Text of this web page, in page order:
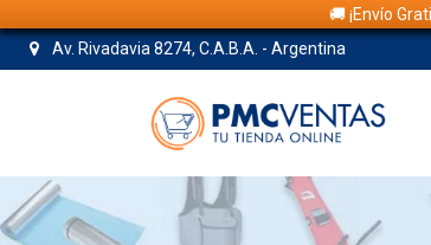
🚚 ¡Envío
Av. Rivadavia 8274, C.A.B.A. - Argentina